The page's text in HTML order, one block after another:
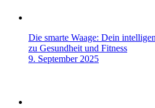
Die smarte Waage: Dein
zu Gesundheit und Fitness
9. September 2025